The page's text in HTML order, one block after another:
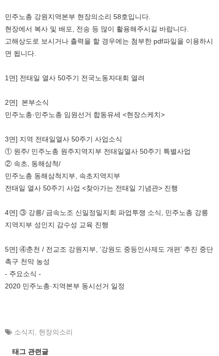
민주노총 강원지역본부 현장의소리 58호입니다.
현장에서 복사 및 배포, 전송 등 많이 활용해주시길 바랍니다.
고해상도로 보시거나 출력을 할 경우에는 첨부한 pdf파일을 이용하시
면 됩니다.
1면] 전태일 열사 50주기 전국노동자대회 열려
2면] 본부소식
민주노총·민주노총 임원선거 합동유세 <현장스케치>
3면] 지역 전태일열사 50주기 사업소식
① 원주/ 민주노총 원주지역지부 전태일열사 50주기 특별사업
② 속초, 동해삼척/
민주노총 동해삼척지부, 속초지역지부
전태일 열사 50주기 사업 <찾아가는 전태일 기념관> 진행
4면] ③ 강릉/ 금속노조 신일정밀지회 파업투쟁 소식, 민주노총 강릉
지역지부 성인지 감수성 교육 진행
5면] ④춘천 / 전교조 강원지부, ‘강원도 중등인사제도 개편’ 추진 중단
촉구 천막 농성
- 주요소식 -
2020 민주노총·지역본부 동시선거 일정
소식지 현장의소리
태그 관련글